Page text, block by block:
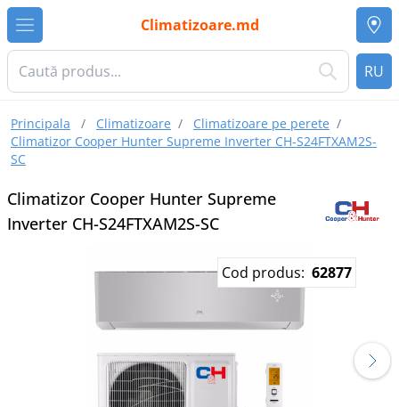
Climatizoare.md
RU
Principala / Climatizoare / Climatizoare pe perete /
Climatizor Сooper Hunter Supreme Inverter CH-S24FTXAM2S-
SC
Climatizor Сooper Hunter Supreme
Inverter CH-S24FTXAM2S-SC
Cod produs: 62877